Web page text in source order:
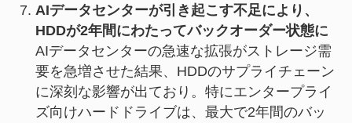
AIデータセンターが引き起こす不足により、
HDDが2年間にわたってバックオーダー状態に
AIデータセンターの急速な拡張がストレージ需
要を急増させた結果、HDDのサプライチェーン
に深刻な影響が出ており。特にエンタープライ
ズ向けハードドライブは、最大で2年間のバッ